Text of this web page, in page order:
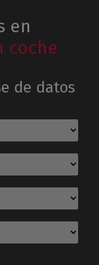
en
coche
de datos